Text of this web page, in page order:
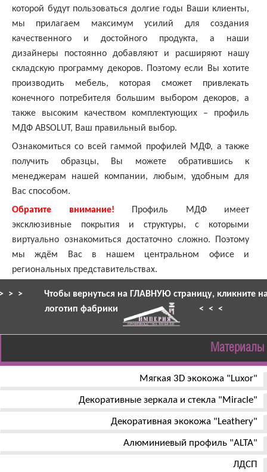
которой будут пользоваться долгие годы Ваши клиенты,
мы прилагаем максимум усилий для создания
качественного и достойного продукта, а наши
дизайнеры постоянно добавляют и расширяют нашу
складскую программу декоров. Поэтому если Вы хотите
производить мебель, которая сможет привлекать
конечного потребителя большим выбором декоров, а
также высоким качеством комплектующих – профиль
МДФ ABSOLUT, Ваш правильный выбор.
Ознакомиться со всей гаммой профилей МДФ, а также
получить образцы, Вы можете обратившись к
менеджерам нашей компании, любым, удобным для
Вас способом.
Обратите внимание! Профиль МДФ имеет
эксклюзивные покрытия и структуры, с которыми
виртуально ознакомиться достаточно сложно. Поэтому
мы ждём Вас в нашем центральном офисе и
региональных представительствах.
> > Чтобы вернуться на ГЛАВНУЮ страницу, кликните
логотип фабрики
< < <
Материалы
Мягкая 3D экокожа "Luxor"
Декоративные зеркала и стекла "Miracle"
Декоративная экокожа "Leathery"
Алюминиевый профиль "ALTA"
ЛДСП